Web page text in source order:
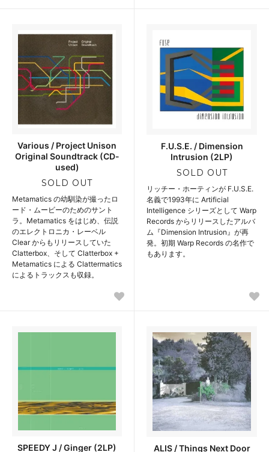
Various / Project Unison
Original Soundtrack (CD-
used)
SOLD OUT
Metamatics の幼馴染が撮ったロ
ード・ムービーのためのサント
ラ。Metamatics をはじめ、伝説
のエレクトロニカ・レーベル
Clear からもリリースしていた
Clatterbox、そして Clatterbox +
Metamatics による Clattermatics
によるトラックスも収録。
F.U.S.E. / Dimension
Intrusion (2LP)
SOLD OUT
リッチー・ホーティンが F.U.S.E.
名義で1993年に Artificial
Intelligence シリーズとして Warp
Records からリリースしたアルバ
ム『Dimension Intrusion』が再
発。初期 Warp Records の名作で
もあります。
SPEEDY J / Ginger (2LP) ALIS / Things Next Door